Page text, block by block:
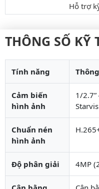
Hỗ trợ
THÔNG SỐ KỸ
Tính năng
Cảm biến
hình ảnh
1/
Starvis
Chuẩn nén
hình ảnh
Độ phân giải 4MP